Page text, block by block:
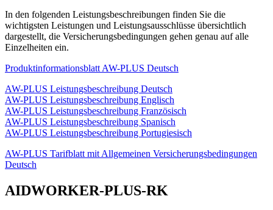
In den folgenden Leistungsbeschreibungen finden Sie die
wichtigsten Leistungen und Leistungsausschlüsse übersichtlich
dargestellt, die Versicherungsbedingungen gehen genau auf alle
Einzelheiten ein.
Produktinformationsblatt AW-PLUS Deutsch
AW-PLUS Leistungsbeschreibung Deutsch
AW-PLUS Leistungsbeschreibung Englisch
AW-PLUS Leistungsbeschreibung Französisch
AW-PLUS Leistungsbeschreibung Spanisch
AW-PLUS Leistungsbeschreibung Portugiesisch
AW-PLUS Tarifblatt mit Allgemeinen Versicherungsbedingungen
Deutsch
AIDWORKER-PLUS-RK